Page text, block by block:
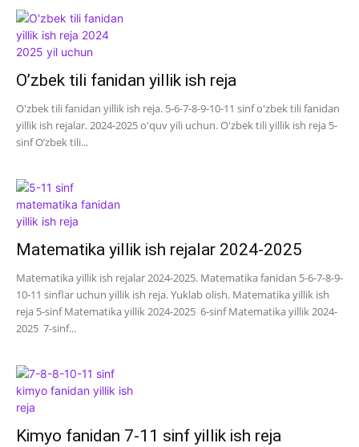
O’zbek tili fanidan yillik ish reja
O'zbek tili fanidan yillik ish reja. 5-6-7-8-9-10-11 sinf o'zbek tili fanidan
yillik ish rejalar. 2024-2025 o'quv yili uchun. O'zbek tili yillik ish reja 5-
sinf O’zbek tili...
Matematika yillik ish rejalar 2024-2025
Matematika yillik ish rejalar 2024-2025. Matematika fanidan 5-6-7-8-9-
10-11 sinflar uchun yillik ish reja. Yuklab olish. Matematika yillik ish
reja 5-sinf Matematika yillik 2024-2025 6-sinf Matematika yillik 2024-
2025 7-sinf...
Kimyo fanidan 7-11 sinf yillik ish reja